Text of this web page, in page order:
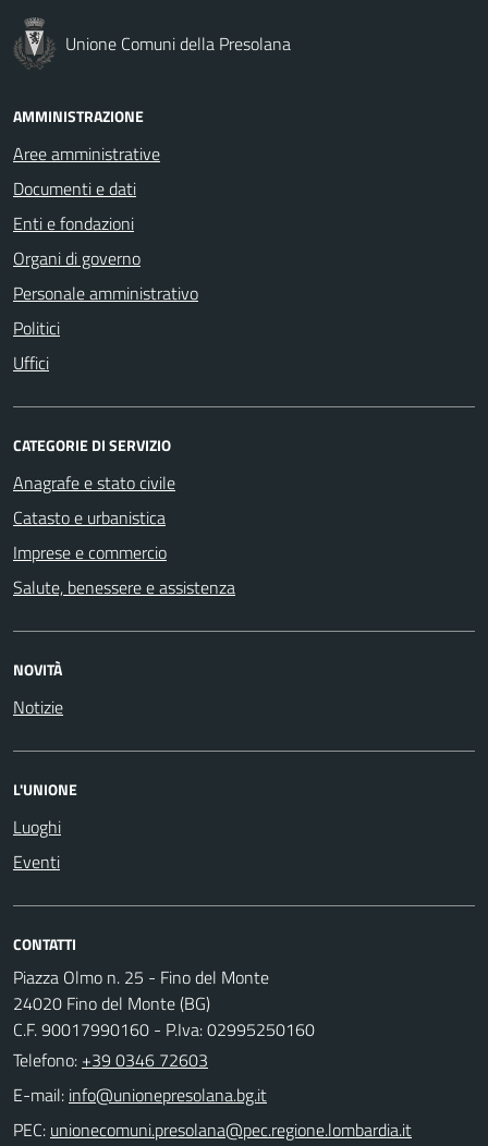
Unione Comuni della Presolana
AMMINISTRAZIONE
Aree amministrative
Documenti e dati
Enti e fondazioni
Organi di governo
Personale amministrativo
Politici
Uffici
CATEGORIE DI SERVIZIO
Anagrafe e stato civile
Catasto e urbanistica
Imprese e commercio
Salute, benessere e assistenza
NOVITÀ
Notizie
L'UNIONE
Luoghi
Eventi
CONTATTI
Piazza Olmo n. 25 - Fino del Monte
24020 Fino del Monte (BG)
C.F. 90017990160 - P.Iva: 02995250160
Telefono: +39 0346 72603
E-mail:
PEC: